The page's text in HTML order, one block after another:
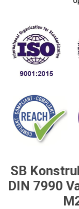
SB
DIN 7990